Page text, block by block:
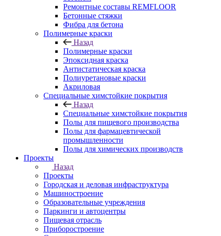
Ремонтные составы REMFLOOR
Бетонные стяжки
Фибра для бетона
Полимерные краски
Назад
Полимерные краски
Эпоксидная краска
Антистатическая краска
Полиуретановые краски
Акриловая
Специальные химстойкие покрытия
Назад
Специальные химстойкие покрытия
Полы для пищевого производства
Полы для фармацевтической
промышленности
Полы для химических производств
Проекты
Назад
Проекты
Городская и деловая инфраструктура
Машиностроение
Образовательные учреждения
Паркинги и автоцентры
Пищевая отрасль
Приборостроение